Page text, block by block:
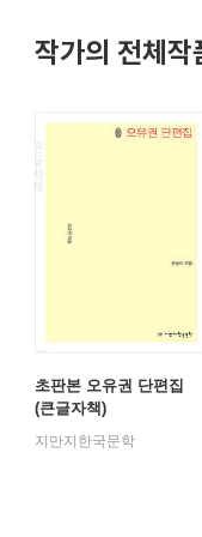
가로 인정받는
명》, 《송잇골
뇌졸중으로 쓰
작가의 전체작
초판본 오유권 단편집
(큰글자책)
지만지한국문학